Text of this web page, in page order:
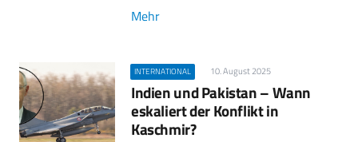
Mehr
INTERNATIONAL 10. August 2025
Indien und Pakistan – Wann
eskaliert der Konflikt in
Kaschmir?